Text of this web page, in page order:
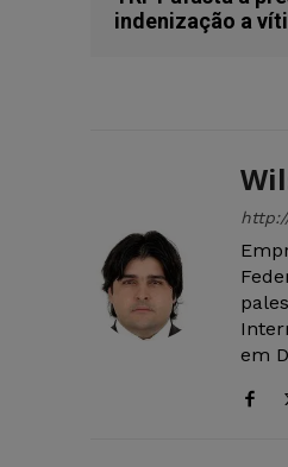
indenização a
em